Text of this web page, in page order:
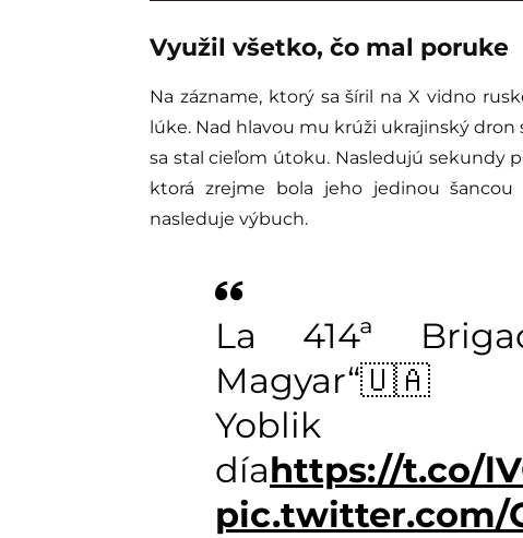
Využil všetko, čo mal poruke
Na zázname, ktorý sa šíril na X vidno
lúke. Nad hlavou mu krúži ukrajinský
sa stal cieľom útoku. Nasledujú sekundy
ktorá zrejme bola jeho jedinou
nasleduje výbuch.
La 414ª
Magyar“🇺🇦
díahttps://t.co/
pic.twitter.com/